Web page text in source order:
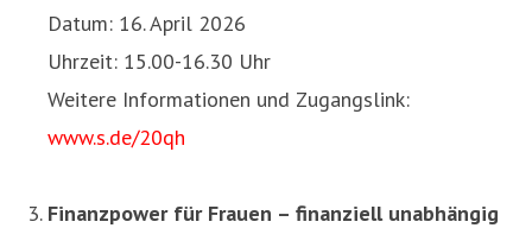
Datum: 16. April 2026
Uhrzeit: 15.00-16.30 Uhr
Weitere Informationen und Zugangslink:
www.s.de/20qh
Finanzpower für Frauen – finanziell unabhängig